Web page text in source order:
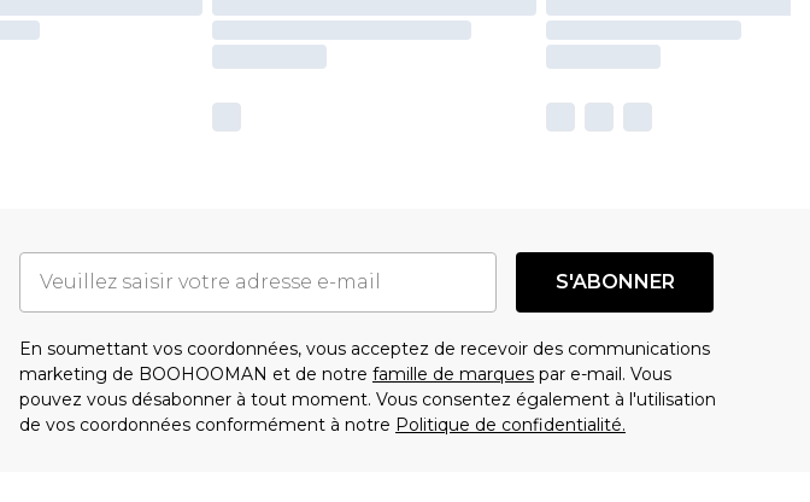
S'ABONNER
En soumettant vos coordonnées, vous acceptez de recevoir des communications
marketing de BOOHOOMAN et de notre famille de marques par e-mail. Vous
pouvez vous désabonner à tout moment. Vous consentez également à l'utilisation
de vos coordonnées conformément à notre Politique de confidentialité.